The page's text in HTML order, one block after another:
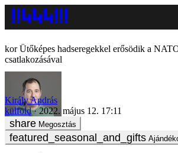
Ütőképes hadseregekkel erősödik a
csatlakozásával
Király András
külföld
2022. május 12. 17:11
Megosztás